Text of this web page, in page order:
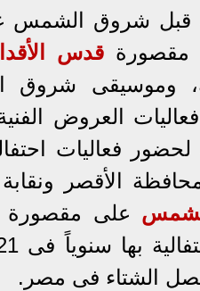
قبل شروق الشمس
مقصورة قدس
وموسيقى شروق
العروض
لحضور فعاليات
الأقصر
على مقصورة
الشتاء فى مصر.